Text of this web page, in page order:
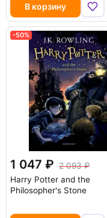
В корзину
-50%
1 047
2 093
Harry Potter and the
Philosopher's Stone